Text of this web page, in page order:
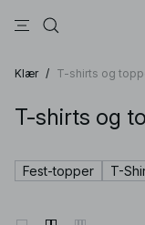
Klær / T-shirts og
T-shirts og
Fest-topper T-